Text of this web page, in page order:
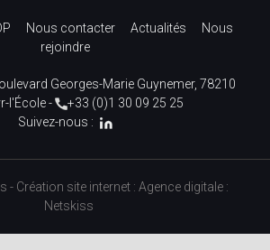
Nous contacter Actualités
Nous
rejoindre
Georges-Marie Guynemer, 78210
l'École -
+33 (0)1 30 09 25 25
Suivez-nous :
- Création site internet : Agence digitale :
Netskiss